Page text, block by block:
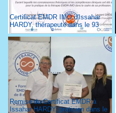
Certificat EMDR IMO d'Issahar
HARDY, thérapeute dans le 93
Remise du Certificat EMDR à
Issahar HARDY, praticien dans le